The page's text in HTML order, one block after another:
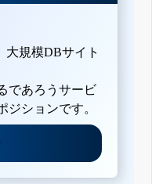
大規模DBサイト
であろうサービ
ジションです。